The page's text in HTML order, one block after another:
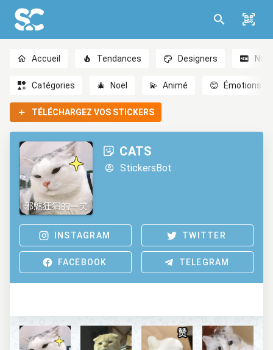
Accueil Tendances Designers
Catégories 🎄 Noël 💫 Animé 😊 Émotions
TÉLÉCHARGEZ VOS STICKERS
CATS
StickersBot
INSTAGRAM TWITTER
FACEBOOK TELEGRAM